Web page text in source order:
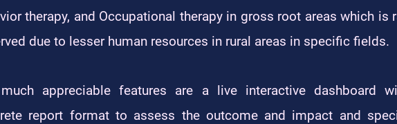
therapy, and Occupational therapy in gross root areas which is
due to lesser human resources in rural areas in specific fields.
appreciable features are a live interactive dashboard
report format to assess the outcome and impact and